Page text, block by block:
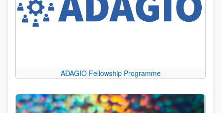
ADAGIO Fellowship Programme